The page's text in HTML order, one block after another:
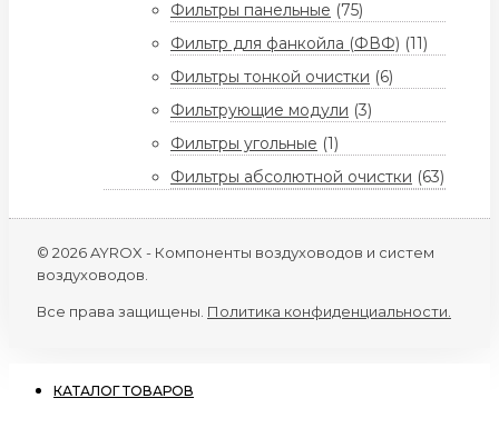
Фильтры панельные (75)
Фильтр для фанкойла (ФВФ) (11)
Фильтры тонкой очистки (6)
Фильтрующие модули (3)
Фильтры угольные (1)
Фильтры абсолютной очистки (63)
© 2026 AYROX - Компоненты воздуховодов и систем
воздуховодов.
Все права защищены. Политика конфиденциальности.
КАТАЛОГ ТОВАРОВ